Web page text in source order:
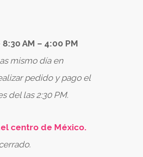
AM – 4:00 PM
mismo día en
pedido y pago el
del las 2:30 PM.
centro de México.